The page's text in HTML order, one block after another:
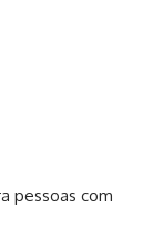
pessoas com